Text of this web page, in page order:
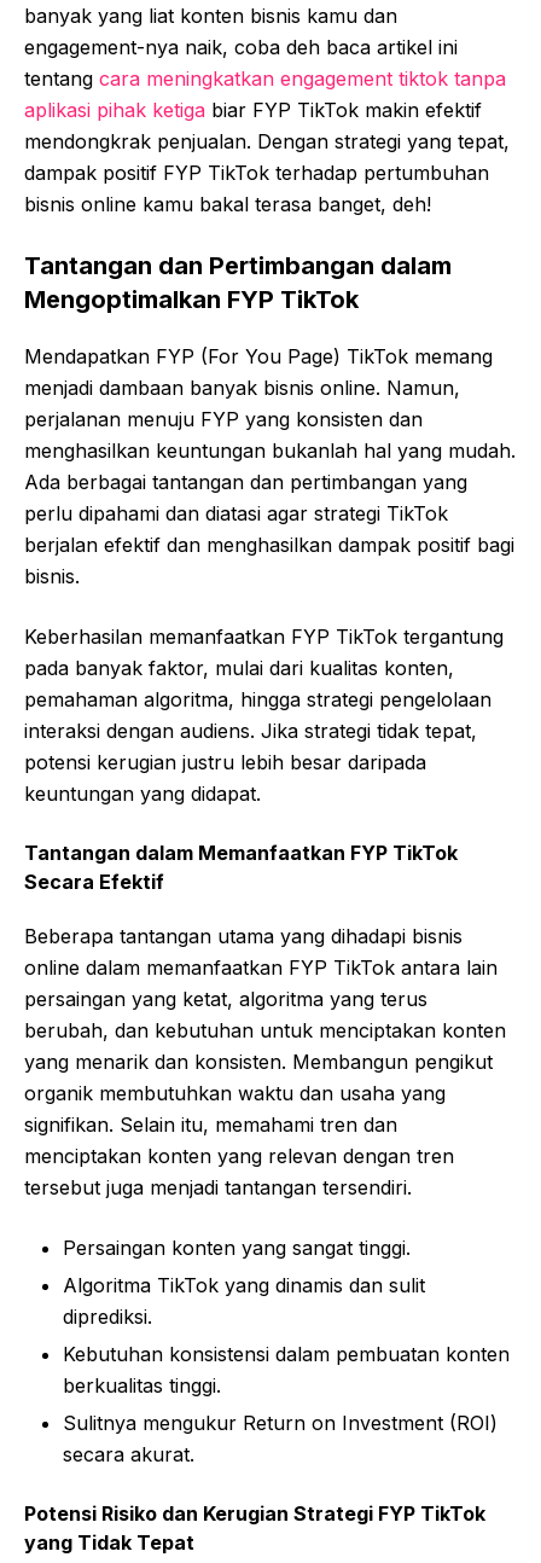
banyak yang liat konten bisnis kamu dan
engagement-nya naik, coba deh baca artikel ini
tentang cara meningkatkan engagement tiktok tanpa
aplikasi pihak ketiga biar FYP TikTok makin efektif
mendongkrak penjualan. Dengan strategi yang tepat,
dampak positif FYP TikTok terhadap pertumbuhan
bisnis online kamu bakal terasa banget, deh!
Tantangan dan Pertimbangan dalam
Mengoptimalkan FYP TikTok
Mendapatkan FYP (For You Page) TikTok memang
menjadi dambaan banyak bisnis online. Namun,
perjalanan menuju FYP yang konsisten dan
menghasilkan keuntungan bukanlah hal yang mudah.
Ada berbagai tantangan dan pertimbangan yang
perlu dipahami dan diatasi agar strategi TikTok
berjalan efektif dan menghasilkan dampak positif bagi
bisnis.
Keberhasilan memanfaatkan FYP TikTok tergantung
pada banyak faktor, mulai dari kualitas konten,
pemahaman algoritma, hingga strategi pengelolaan
interaksi dengan audiens. Jika strategi tidak tepat,
potensi kerugian justru lebih besar daripada
keuntungan yang didapat.
Tantangan dalam Memanfaatkan FYP TikTok
Secara Efektif
Beberapa tantangan utama yang dihadapi bisnis
online dalam memanfaatkan FYP TikTok antara lain
persaingan yang ketat, algoritma yang terus
berubah, dan kebutuhan untuk menciptakan konten
yang menarik dan konsisten. Membangun pengikut
organik membutuhkan waktu dan usaha yang
signifikan. Selain itu, memahami tren dan
menciptakan konten yang relevan dengan tren
tersebut juga menjadi tantangan tersendiri.
Persaingan konten yang sangat tinggi.
Algoritma TikTok yang dinamis dan sulit
diprediksi.
Kebutuhan konsistensi dalam pembuatan konten
berkualitas tinggi.
Sulitnya mengukur Return on Investment (ROI)
secara akurat.
Potensi Risiko dan Kerugian Strategi FYP TikTok
yang Tidak Tepat